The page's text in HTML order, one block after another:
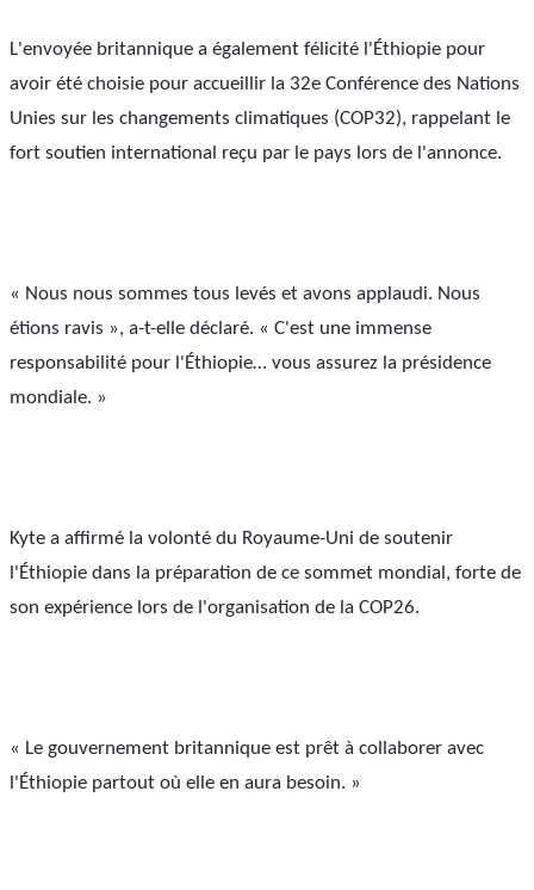
L'envoyée britannique a également félicité l'Éthiopie pour
avoir été choisie pour accueillir la 32e Conférence des Nations
Unies sur les changements climatiques (COP32), rappelant le
fort soutien international reçu par le pays lors de l'annonce.
« Nous nous sommes tous levés et avons applaudi. Nous
étions ravis », a-t-elle déclaré. « C'est une immense
responsabilité pour l'Éthiopie… vous assurez la présidence
mondiale. »
Kyte a affirmé la volonté du Royaume-Uni de soutenir
l'Éthiopie dans la préparation de ce sommet mondial, forte de
son expérience lors de l'organisation de la COP26.
« Le gouvernement britannique est prêt à collaborer avec
l'Éthiopie partout où elle en aura besoin. »